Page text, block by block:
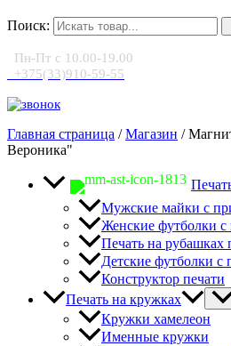
Поиск:
Пн-Пт с 10.00-19.00
+375(33)910-59-55
Главная страница /Магазин /
Вероника"
Мужские майки с
Женские футболки
Печать на рубашках
Детские футболки с
Конструктор печати
Печать на кружках
Кружки хамелеон
Именные кружки